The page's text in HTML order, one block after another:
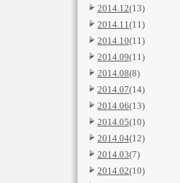
2014.12(13)
2014.11(11)
2014.10(11)
2014.09(11)
2014.08(8)
2014.07(14)
2014.06(13)
2014.05(10)
2014.04(12)
2014.03(7)
2014.02(10)